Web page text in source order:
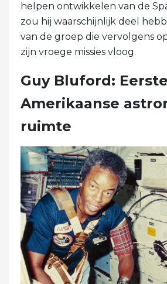
helpen ontwikkelen van de
zou hij waarschijnlijk deel
van de groep die vervolgens
zijn vroege missies vloog.
Guy Bluford:
Amerikaanse
ruimte